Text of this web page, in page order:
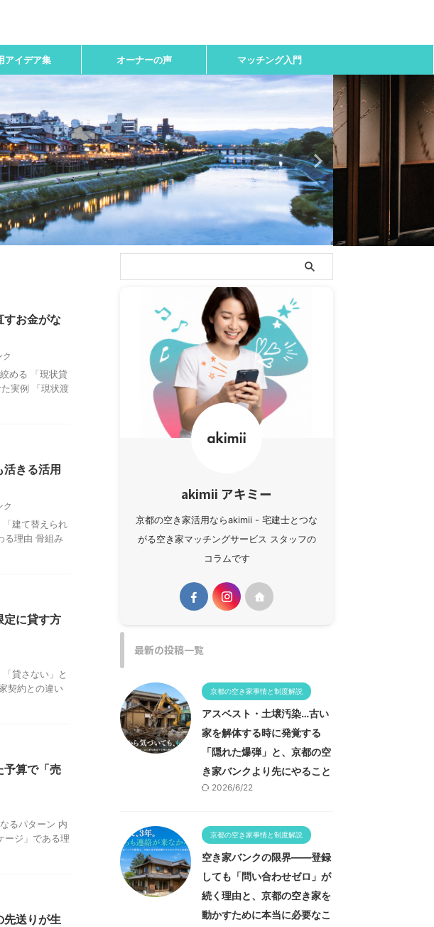
アイデア集 オーナーの声 マッチング入門
お金がな
ク
める 「現状貸
実例 「現状渡
活きる活用
ク
建て替えられ
る理由 骨組み
定に貸す方
貸さない」と
契約との違い
算で「売
るパターン 内
ジ」である理
送りが生
akimii アキミー
京都の空き家活用ならakimii - 宅建士とつな
がる空き家マッチングサービス スタッフの
コラムです
最新の投稿一覧
京都の空き家事情と制度解説
アスベスト・土壌汚染…古い
家を解体する時に発覚する
「隠れた爆弾」と、京都の空
き家バンクより先にやること
2026/6/22
京都の空き家事情と制度解説
空き家バンクの限界——登録
しても「問い合わせゼロ」が
続く理由と、京都の空き家を
動かすために本当に必要なこ